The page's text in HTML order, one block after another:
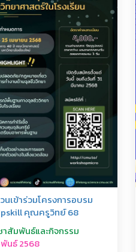
เข้าร่วมโครงการอบรม
คุณครูวิทย์ 68
าสัมพันธ์และกิจกรรม
นธ์ 2568